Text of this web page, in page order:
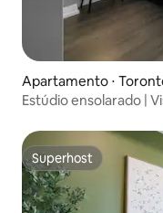
Apartamento ⋅
Estúdio ensolarado |
Superhost
Superhost